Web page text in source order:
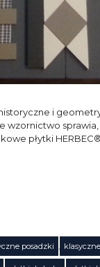
i
wzornictwo
płytki
posadzki ,